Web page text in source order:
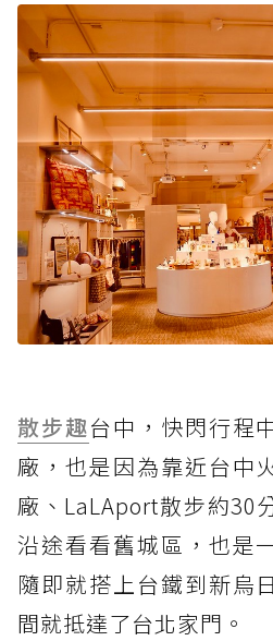
散步趣台中，快閃行程
廠，也是因為靠近台中
廠、LaLAport散步約30
沿途看看舊城區，也是
隨即就搭上台鐵到新烏
間就抵達了台北家門。